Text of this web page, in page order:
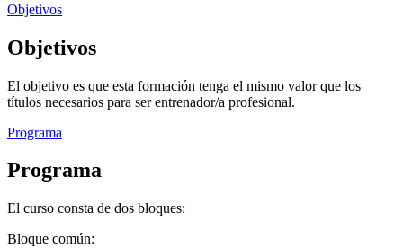
Objetivos
Objetivos
El objetivo es que esta formación tenga el mismo valor que los
títulos necesarios para ser entrenador/a profesional.
Programa
Programa
El curso consta de dos bloques:
Bloque común: